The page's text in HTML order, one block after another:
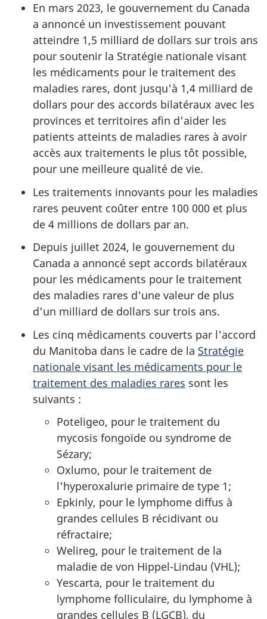
En mars 2023, le gouvernement du Canada
a annoncé un investissement pouvant
atteindre 1,5 milliard de dollars sur trois ans
pour soutenir la Stratégie nationale visant
les médicaments pour le traitement des
maladies rares, dont jusqu'à 1,4 milliard de
dollars pour des accords bilatéraux avec les
provinces et territoires afin d'aider les
patients atteints de maladies rares à avoir
accès aux traitements le plus tôt possible,
pour une meilleure qualité de vie.
Les traitements innovants pour les maladies
rares peuvent coûter entre 100 000 et plus
de 4 millions de dollars par an.
Depuis juillet 2024, le gouvernement du
Canada a annoncé sept accords bilatéraux
pour les médicaments pour le traitement
des maladies rares d'une valeur de plus
d'un milliard de dollars sur trois ans.
Les cinq médicaments couverts par l'accord
du Manitoba dans le cadre de la Stratégie
nationale visant les médicaments pour le
traitement des maladies rares sont les
suivants :
Poteligeo, pour le traitement du
mycosis fongoïde ou syndrome de
Sézary;
Oxlumo, pour le traitement de
l'hyperoxalurie primaire de type 1;
Epkinly, pour le lymphome diffus à
grandes cellules B récidivant ou
réfractaire;
Welireg, pour le traitement de la
maladie de von Hippel-Lindau (VHL);
Yescarta, pour le traitement du
lymphome folliculaire, du lymphome à
grandes cellules B (LGCB), du